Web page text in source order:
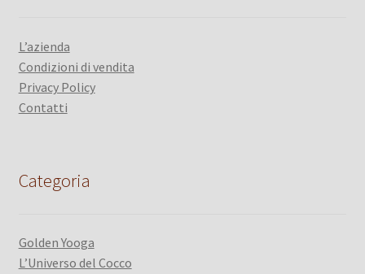
L’azienda
Condizioni di vendita
Privacy Policy
Contatti
Categoria
Golden Yooga
L’Universo del Cocco